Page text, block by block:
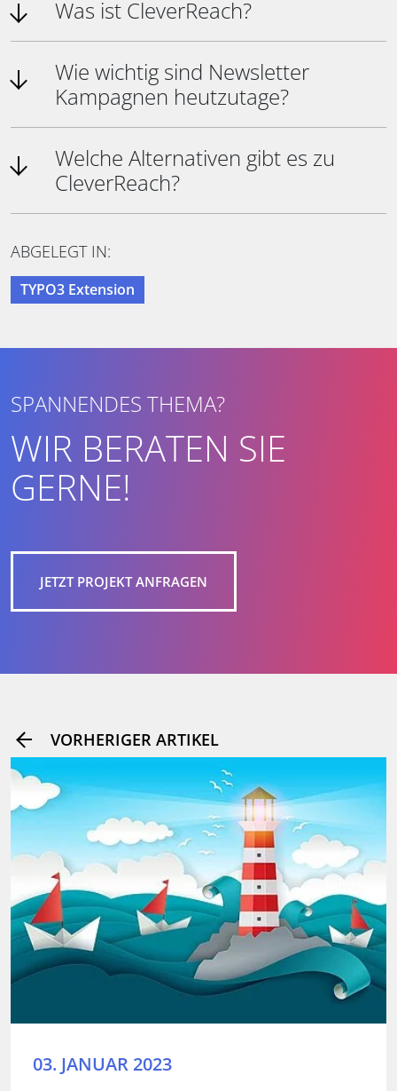
Was ist CleverReach?
Wie wichtig sind Newsletter
Kampagnen heutzutage?
Welche Alternativen gibt es zu
CleverReach?
ABGELEGT IN:
TYPO3 Extension
SPANNENDES THEMA?
WIR BERATEN SIE
GERNE!
JETZT PROJEKT ANFRAGEN
VORHERIGER ARTIKEL
03. JANUAR 2023